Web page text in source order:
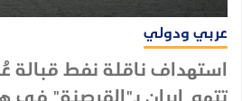
عربي ودولي
استهداف ناقلة نفط قبالة